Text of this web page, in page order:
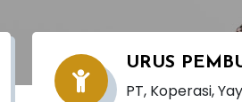
URUS
PT, Koperasi,